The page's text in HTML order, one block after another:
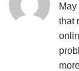
that